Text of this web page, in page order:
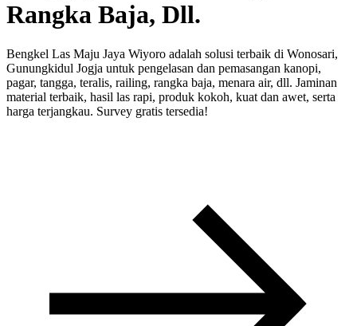
Rangka Baja, Dll.
Bengkel Las Maju Jaya Wiyoro adalah solusi terbaik di Wonosari,
Gunungkidul Jogja untuk pengelasan dan pemasangan kanopi,
pagar, tangga, teralis, railing, rangka baja, menara air, dll. Jaminan
material terbaik, hasil las rapi, produk kokoh, kuat dan awet, serta
harga terjangkau. Survey gratis tersedia!